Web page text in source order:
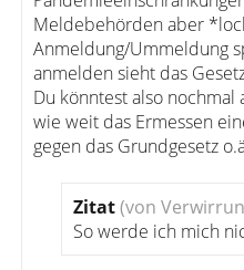
Meldebehörden aber
Anmeldung/Ummeldung
anmelden sieht das
Du könntest also
wie weit das Ermessen
gegen das Grundgesetz
Zitat(von
So werde ich mich